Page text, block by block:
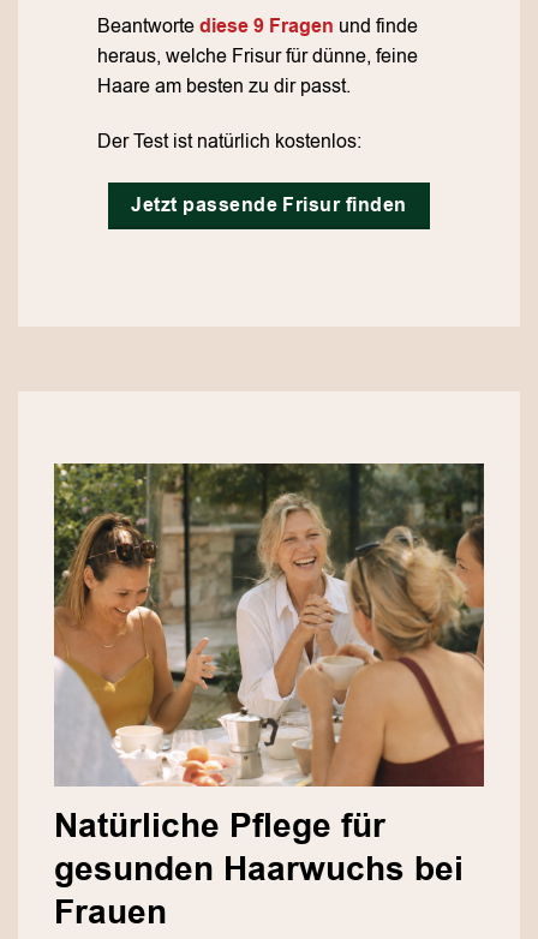
Beantwortediese 9 Fragen und finde
heraus, welche Frisur für dünne, feine
Haare am besten zu dir passt.
Der Test ist natürlich kostenlos:
Jetzt passende Frisur finden
Natürliche Pflege für
gesunden Haarwuchs bei
Frauen